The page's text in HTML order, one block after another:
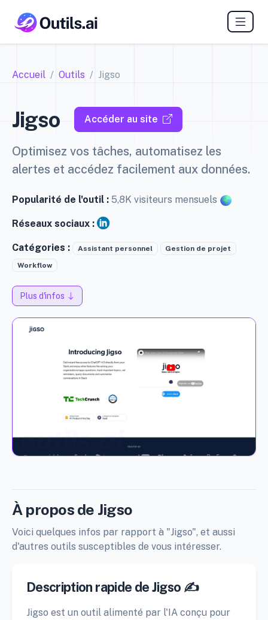
Accueil Outils Jigso
Jigso Accéder au site
Optimisez vos tâches, automatisez les
alertes et accédez facilement aux données.
Popularité de l'outil : 5,8K visiteurs mensuels
Réseaux sociaux :
Catégories : Assistant personnel Gestion de projet
Workflow
Plus d'infos
À propos de Jigso
Voici quelques infos par rapport à "Jigso", et aussi
d'autres outils susceptibles de vous intéresser.
Description rapide de Jigso ✍️
Jigso est un outil alimenté par l'IA conçu pour